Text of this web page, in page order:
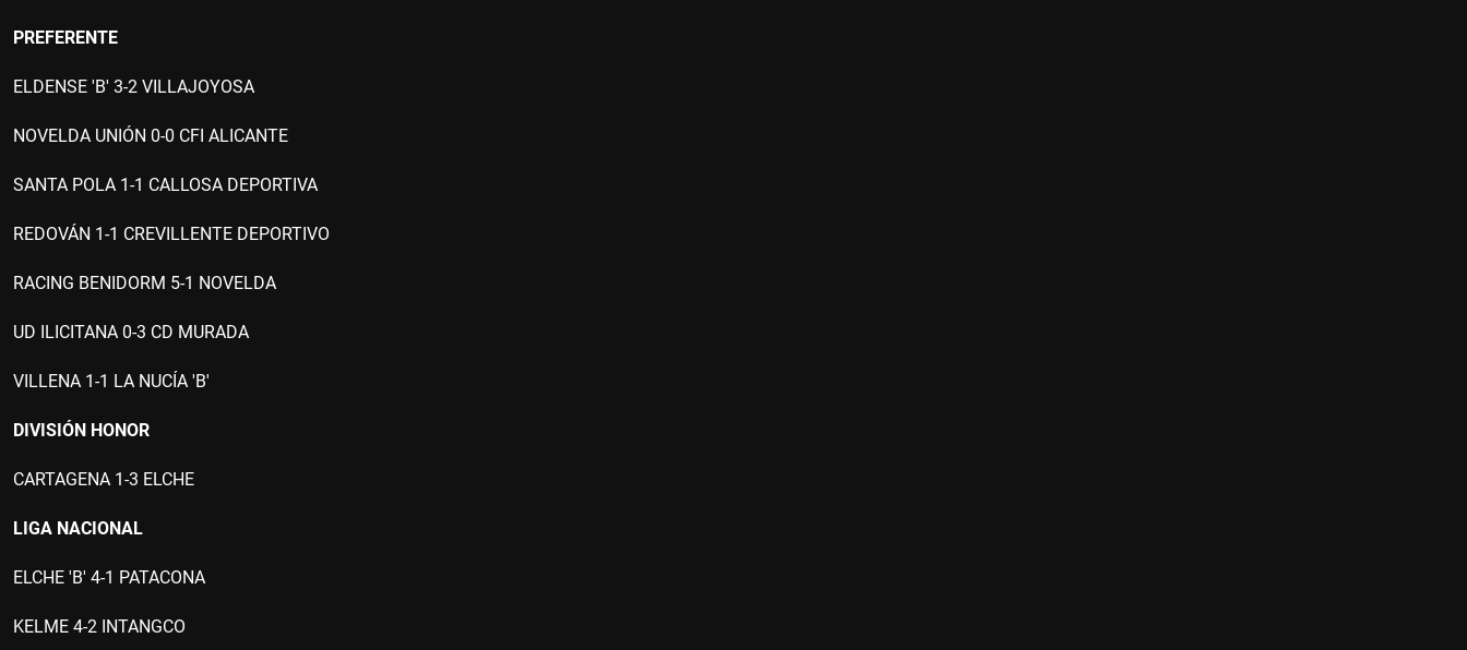
PREFERENTE
ELDENSE 'B' 3-2 VILLAJOYOSA
NOVELDA UNIÓN 0-0 CFI ALICANTE
SANTA POLA 1-1 CALLOSA DEPORTIVA
REDOVÁN 1-1 CREVILLENTE DEPORTIVO
RACING BENIDORM 5-1 NOVELDA
UD ILICITANA 0-3 CD MURADA
VILLENA 1-1 LA NUCÍA 'B'
DIVISIÓN HONOR
CARTAGENA 1-3 ELCHE
LIGA NACIONAL
ELCHE 'B' 4-1 PATACONA
KELME 4-2 INTANGCO